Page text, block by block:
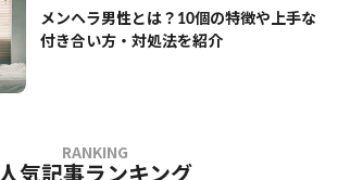
メンヘラ男性とは？10個の特徴や上手な
付き合い方・対処法を紹介
人気記事ランキング